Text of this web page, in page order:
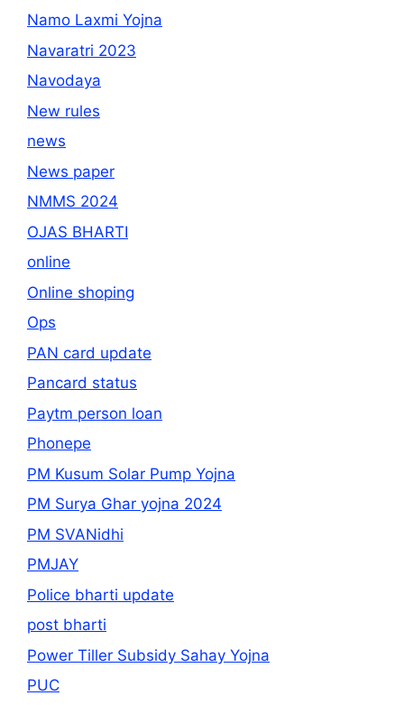
Namo Laxmi Yojna
Navaratri 2023
Navodaya
New rules
news
News paper
NMMS 2024
OJAS BHARTI
online
Online shoping
Ops
PAN card update
Pancard status
Paytm person loan
Phonepe
PM Kusum Solar Pump Yojna
PM Surya Ghar yojna 2024
PM SVANidhi
PMJAY
Police bharti update
post bharti
Power Tiller Subsidy Sahay Yojna
PUC